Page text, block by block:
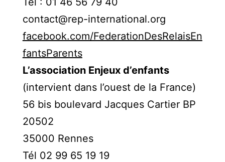
contact@rep-international.org
facebook.com/FederationDesRelaisEn
fantsParents
L’association Enjeux d’enfants
(intervient dans l’ouest de la France)
56 bis boulevard Jacques Cartier BP
20502
35000 Rennes
Tél 02 99 65 19 19